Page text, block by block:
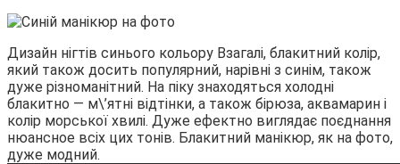
Дизайн нігтів синього кольору Взагалі, блакитний колір,
який також досить популярний, нарівні з синім, також
дуже різноманітний. На піку знаходяться холодні
блакитно — м\’ятні відтінки, а також бірюза, аквамарин і
колір морської хвилі. Дуже ефектно виглядає поєднання
нюансное всіх цих тонів. Блакитний манікюр, як на фото,
дуже модний.